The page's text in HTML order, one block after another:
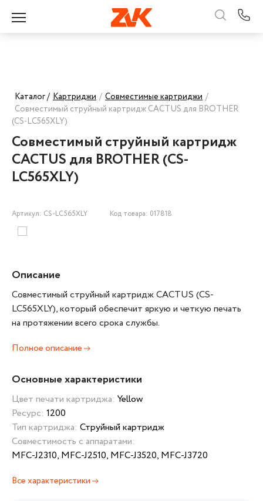
Каталог / Картриджи / Совместимые картриджи /
Совместимый струйный картридж CACTUS для BROTHER
(CS-LC565XLY)
Совместимый струйный картридж
CACTUS для BROTHER (CS-
LC565XLY)
Артикул: CS-LC565XLY Код товара: 017818
Описание
Совместимый струйный картридж CACTUS (CS-
LC565XLY), который обеспечит яркую и четкую печать
на протяжении всего срока службы.
Полное описание
Основные характеристики
Цвет печати картриджа: Yellow
Ресурс: 1200
Тип картриджа: Струйный картридж
Совместимость с аппаратами:
MFC-J2310, MFC-J2510, MFC-J3520, MFC-J3720
Все характеристики